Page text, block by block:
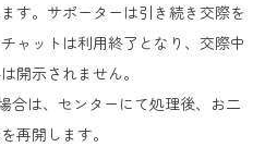
す。サポーターは引き続き交際を
ャットは利用終了となり、交際中
開示されません。
は、センターにて処理後、お二
再開します。